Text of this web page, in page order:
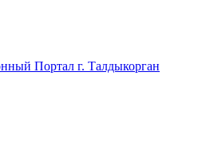
Портал г. Талдыкорган